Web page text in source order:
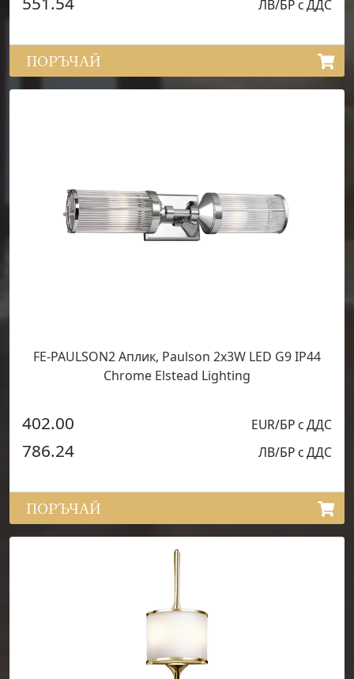
ЛВ/БР с ДДС
ПОРЪЧАЙ
FE-PAULSON2 Аплик, Paulson 2x3W LED G9 IP44
Chrome Elstead Lighting
402.00 EUR/БР с ДДС
786.24 ЛВ/БР с ДДС
ПОРЪЧАЙ